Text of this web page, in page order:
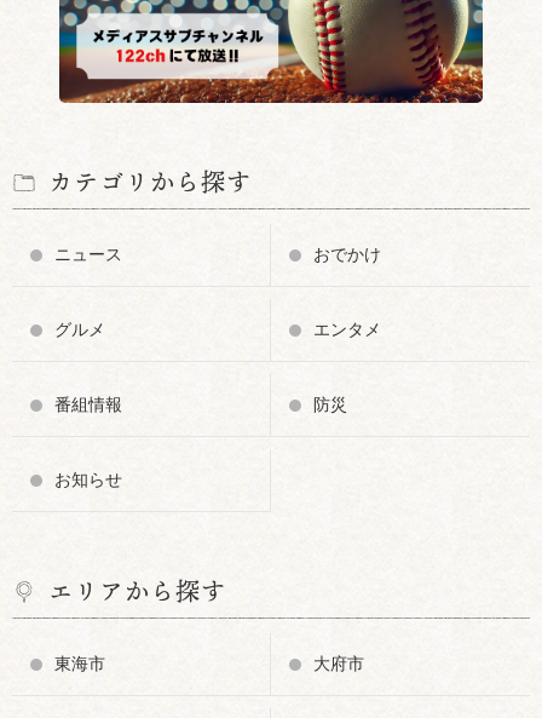
カテゴリから探す
ニュース おでかけ
グルメ エンタメ
番組情報 防災
お知らせ
エリアから探す
東海市 大府市